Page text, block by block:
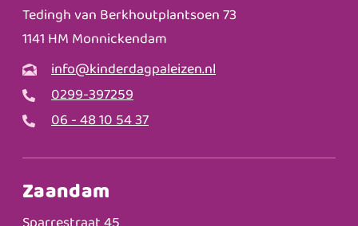
Tedingh van Berkhoutplantsoen 73
1141 HM Monnickendam
info@kinderdagpaleizen.nl
0299-397259
06 - 48 10 54 37
Zaandam